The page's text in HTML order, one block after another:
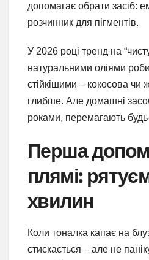
допомагає обрати засіб:
розчинник для пігментів.
У 2026 році тренд на
натуральними оліями
стійкішими – кокосова
глибше. Але домашні
роками, перемагають
Перша
плямі:
хвилин
Коли тоналка капає на
стискається – але не